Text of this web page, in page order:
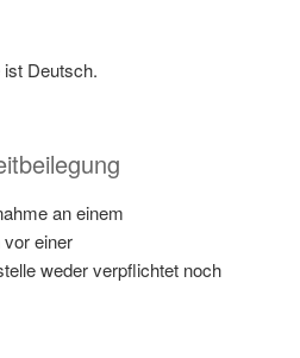
Deutsch.
an einem
einer
weder verpflichtet noch